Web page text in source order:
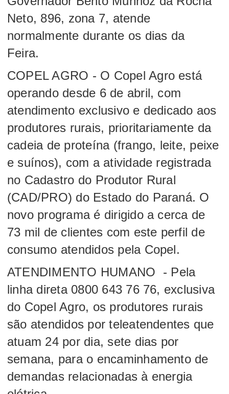
Neto, 896, zona 7, atende
normalmente durante os dias da
Feira.
COPEL AGRO - O Copel Agro está
operando desde 6 de abril, com
atendimento exclusivo e dedicado aos
produtores rurais, prioritariamente da
cadeia de proteína (frango, leite, peixe
e suínos), com a atividade registrada
no Cadastro do Produtor Rural
(CAD/PRO) do Estado do Paraná. O
novo programa é dirigido a cerca de
73 mil de clientes com este perfil de
consumo atendidos pela Copel.
ATENDIMENTO HUMANO - Pela
linha direta 0800 643 76 76, exclusiva
do Copel Agro, os produtores rurais
são atendidos por teleatendentes que
atuam 24 por dia, sete dias por
semana, para o encaminhamento de
demandas relacionadas à energia